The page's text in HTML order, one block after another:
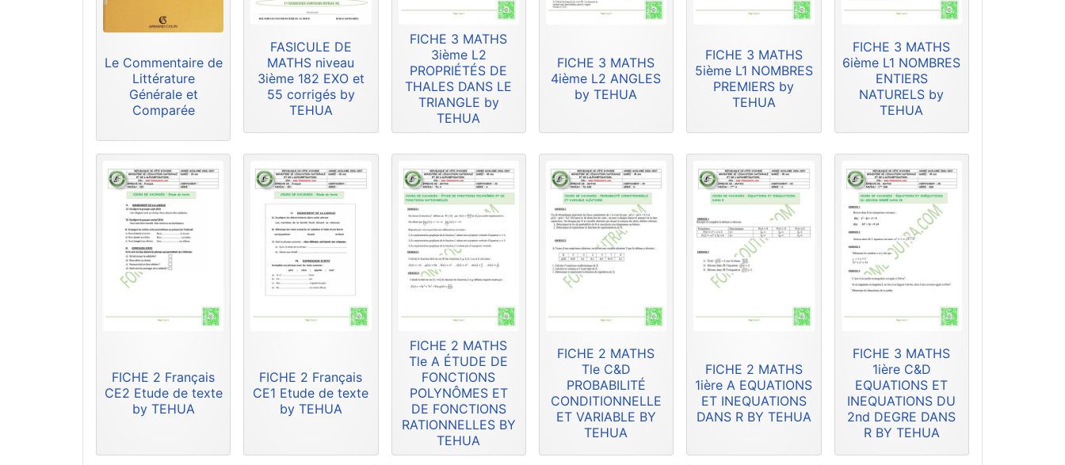
Le Commentaire de
Littérature
Générale et
Comparée
FASICULE DE
MATHS niveau
3ième 182 EXO et
55 corrigés by
TEHUA
FICHE 3 MATHS
3ième L2
PROPRIÉTÉS DE
THALES DANS LE
TRIANGLE by
TEHUA
FICHE 3 MATHS
4ième L2 ANGLES
by TEHUA
FICHE 3 MATHS
5ième L1 NOMBRES
PREMIERS by
TEHUA
FICHE 3 MATHS
6ième L1 NOMBRES
ENTIERS
NATURELS by
TEHUA
FICHE 2 Français
CE2 Etude de texte
by TEHUA
FICHE 2 Français
CE1 Etude de texte
by TEHUA
FICHE 2 MATHS
Tle A ÉTUDE DE
FONCTIONS
POLYNÔMES ET
DE FONCTIONS
RATIONNELLES BY
TEHUA
FICHE 2 MATHS
Tle C&D
PROBABILITÉ
CONDITIONNELLE
ET VARIABLE BY
TEHUA
FICHE 2 MATHS
1ière A EQUATIONS
ET INEQUATIONS
DANS R BY TEHUA
FICHE 3 MATHS
1ière C&D
EQUATIONS ET
INEQUATIONS DU
2nd DEGRE DANS
R BY TEHUA